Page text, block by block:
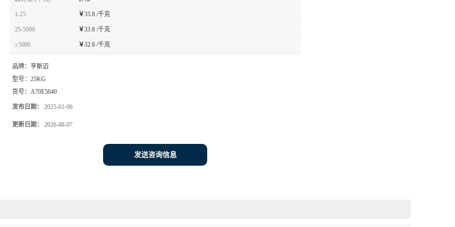
1-25 ￥35.8 /千克
25-5000 ￥33.8 /千克
≥5000 ￥32.8 /千克
品牌： 亨斯迈
型号： 25KG
货号： A70E5040
发布日期： 2025-01-06
更新日期： 2026-08-07
发送咨询信息